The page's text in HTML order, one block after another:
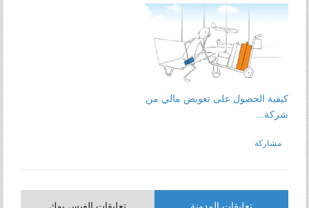
كيفية الحصول على تعويض مالي من
شركة...
مشاركة
تعليقات المدونة تعليقات الفيس بوك